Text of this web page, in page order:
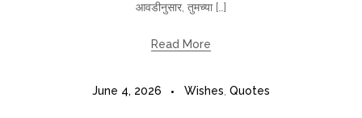
आवडीनुसार, तुमच्या […]
Read More
June 4, 2026 Wishes, Quotes